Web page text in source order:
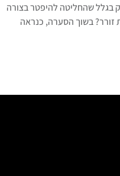
בגלל שהחליטה להיפטר בצורה
זורר? בשוך הסערה, כנראה